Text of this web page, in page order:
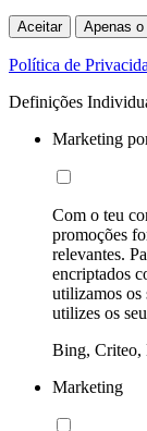
Aceitar Apenas
Política de
Definições
Marketing
Com o teu
promoções
relevantes.
encriptados
utilizamos os
utilizes os
Bing, Criteo,
Marketing